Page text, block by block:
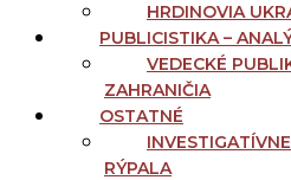
HRDINOVIA
PUBLICISTIKA –
VEDECKÉ
ZAHRANIČIA
OSTATNÉ
RÝPALA